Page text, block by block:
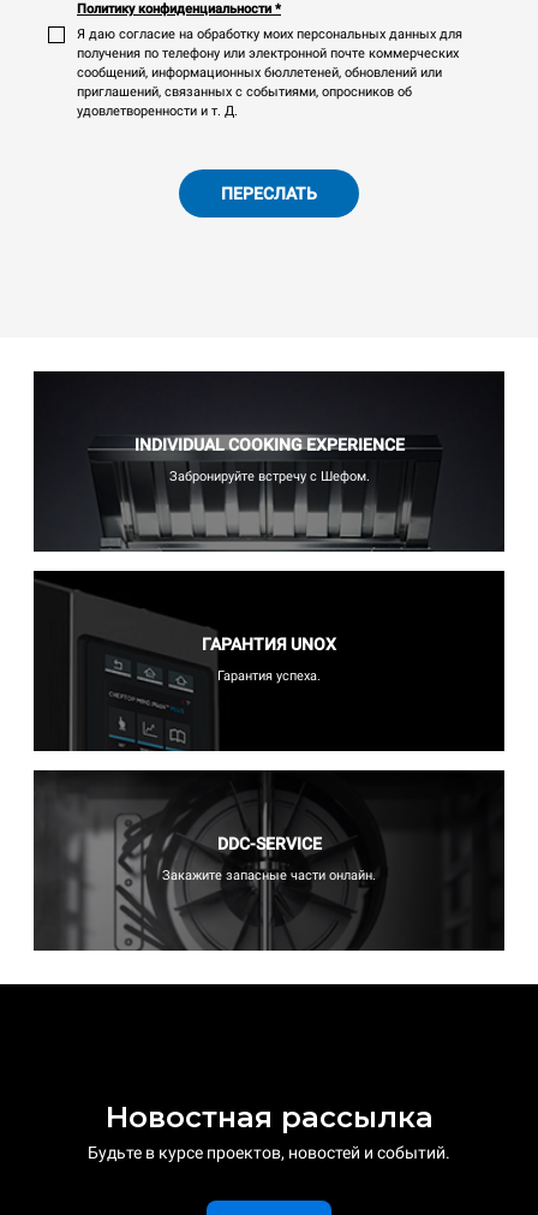
Политику конфиденциальности *
Я даю согласие на обработку моих персональных данных для
получения по телефону или электронной почте коммерческих
сообщений, информационных бюллетеней, обновлений или
приглашений, связанных с событиями, опросников об
удовлетворенности и т. Д.
ПЕРЕСЛАТЬ
INDIVIDUAL COOKING EXPERIENCE
Забронируйте встречу с Шефом.
ГАРАНТИЯ UNOX
Гарантия успеха.
DDC-SERVICE
Закажите запасные части онлайн.
Новостная рассылка
Будьте в курсе проектов, новостей и событий.